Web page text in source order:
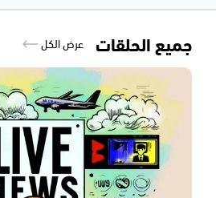
جميع الحلقات عرض الكل